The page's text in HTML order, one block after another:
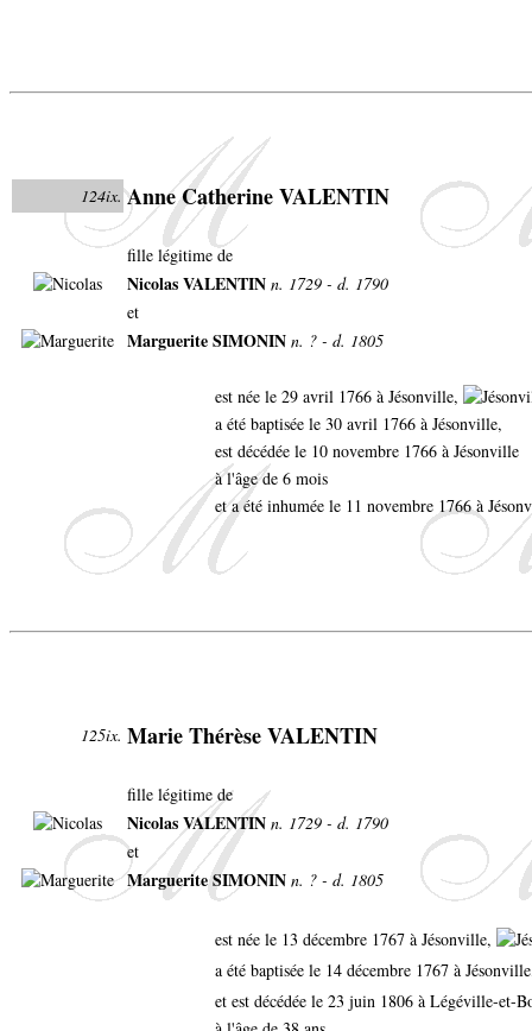
124ix. Anne Catherine VALENTIN
fille légitime de
Nicolas VALENTIN n. 1729 - d. 1790
et
Marguerite SIMONIN n. ? - d. 1805
est née le 29 avril 1766 à Jésonville,
a été baptisée le 30 avril 1766 à Jésonville,
est décédée le 10 novembre 1766 à Jésonville
à l'âge de 6 mois
et a été inhumée le 11 novembre 1766 à
125ix. Marie Thérèse VALENTIN
fille légitime de
Nicolas VALENTIN n. 1729 - d. 1790
et
Marguerite SIMONIN n. ? - d. 1805
est née le 13 décembre 1767 à Jésonville,
a été baptisée le 14 décembre 1767 à
et est décédée le 23 juin 1806 à Légéville-et-